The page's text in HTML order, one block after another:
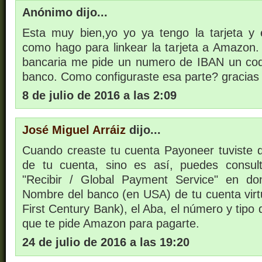
Anónimo dijo...
Esta muy bien,yo yo ya tengo la tarjeta y
como hago para linkear la tarjeta a
bancaria me pide un numero de IBAN un
banco. Como configuraste esa parte? gracias
8 de julio de 2016 a las 2:09
José Miguel Arráiz dijo...
Cuando creaste tu cuenta Payoneer tuviste
de tu cuenta, sino es así, puedes
"Recibir / Global Payment Service" en
Nombre del banco (en USA) de tu cuenta
First Century Bank), el Aba, el número y tipo
que te pide Amazon para pagarte.
24 de julio de 2016 a las 19:20